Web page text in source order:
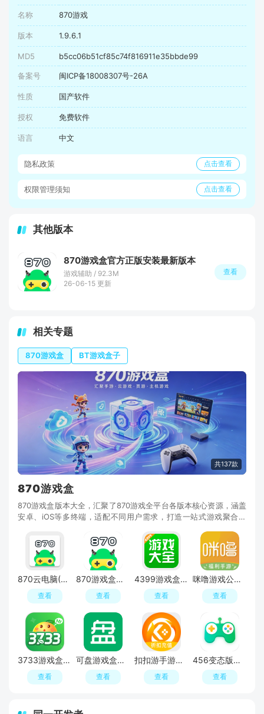
名称 870游戏
版本 1.9.6.1
MD5 b5cc06b51cf85c74f816911e35bbde99
备案号 闽ICP备18008307号-26A
性质 国产软件
授权 免费软件
语言 中文
隐私政策 点击查看
权限管理须知 点击查看
其他版本
870游戏盒官方正版安装最新版本
游戏辅助 / 92.3M
26-06-15 更新
查看
相关专题
870游戏盒 BT游戏盒子
共137款
870游戏盒
870游戏盒版本大全，汇聚了870游戏全平台各版本核心资源，涵盖
安卓、iOS等多终端，适配不同用户需求，打造一站式游戏聚合生
870云电脑(870游戏)
查看
870游戏盒官方正版安装最新版本
查看
4399游戏盒子安装包最新版
查看
咪噜游戏公益服app平台
查看
3733游戏盒福利版手机版
查看
可盘游戏盒子红包版赚钱版
查看
扣扣游手游平台折扣端
查看
456变态版手游盒子手机版apk(456手机游戏盒子)
查看